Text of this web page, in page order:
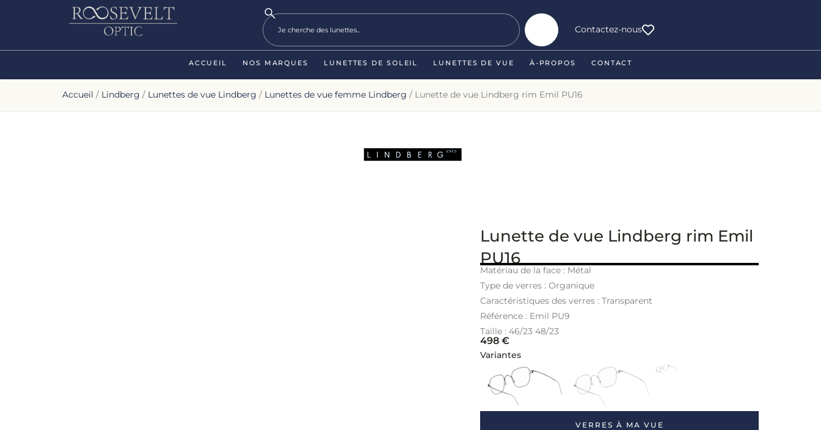
Contactez-nous
ACCUEIL NOS MARQUES LUNETTES DE SOLEIL LUNETTES DE VUE À-PROPOS CONTACT
Accueil / Lindberg / Lunettes de vue Lindberg / Lunettes de vue femme Lindberg / Lunette de vue Lindberg rim Emil PU16
Lunette de vue Lindberg rim Emil
PU16
Matériau de la face : Métal
Type de verres : Organique
Caractéristiques des verres : Transparent
Référence : Emil PU9
Taille : 46/23 48/23
498 €
Variantes
VERRES À MA VUE